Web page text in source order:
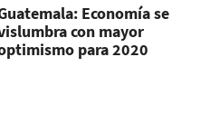
Economía se
con mayor
para 2020